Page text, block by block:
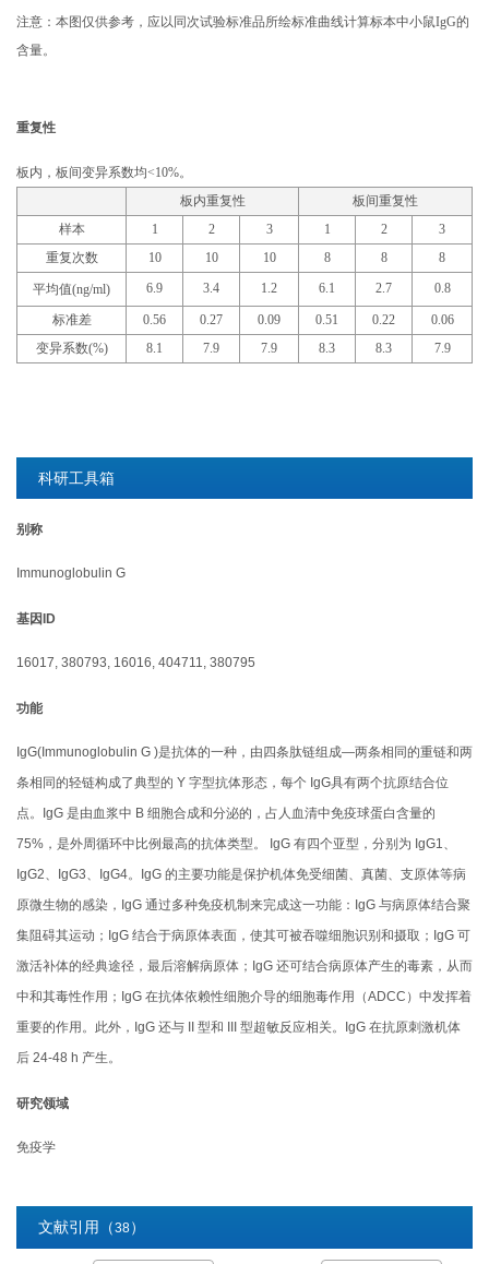
注意：本图仅供参考，应以同次试验标准品所绘标准曲线计算标本中小鼠IgG的
含量。
重复性
板内，板间变异系数均<10%。
板内重复性
板间重复性
样本
1 2 3 1 2
3
重复次数
10 10 10 8 8 8
平均值(ng/ml) 6.9 3.4 1.2 6.1 2.7 0.8
标准差 0.56 0.27 0.09 0.51 0.22
0.06
变异系数(%)
8.1 7.9 7.9 8.3 8.3 7.9
科研工具箱
别称
Immunoglobulin G
基因ID
16017, 380793, 16016, 404711, 380795
功能
IgG(Immunoglobulin G )是抗体的一种，由四条肽链组成—两条相同的重链和两
条相同的轻链构成了典型的 Y 字型抗体形态，每个 IgG具有两个抗原结合位
点。IgG 是由血浆中 B 细胞合成和分泌的，占人血清中免疫球蛋白含量的
75%，是外周循环中比例最高的抗体类型。 IgG 有四个亚型，分别为 IgG1、
IgG2、IgG3、IgG4。IgG 的主要功能是保护机体免受细菌、真菌、支原体等病
原微生物的感染，IgG 通过多种免疫机制来完成这一功能：IgG 与病原体结合聚
集阻碍其运动；IgG 结合于病原体表面，使其可被吞噬细胞识别和摄取；IgG 可
激活补体的经典途径，最后溶解病原体；IgG 还可结合病原体产生的毒素，从而
中和其毒性作用；IgG 在抗体依赖性细胞介导的细胞毒作用（ADCC）中发挥着
重要的作用。此外，IgG 还与 II 型和 III 型超敏反应相关。IgG 在抗原刺激机体
后 24-48 h 产生。
研究领域
免疫学
文献引用（38）